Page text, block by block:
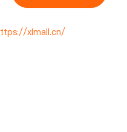
xlmall.cn/